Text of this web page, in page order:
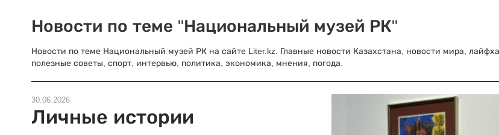
Новости по теме "Национальный музей РК"
Новости по теме Национальный музей РК на сайте Liter.kz. Главные новости Казахстана, новости мира,
полезные советы, спорт, интервью, политика, экономика, мнения, погода.
30.06.2026
Личные истории